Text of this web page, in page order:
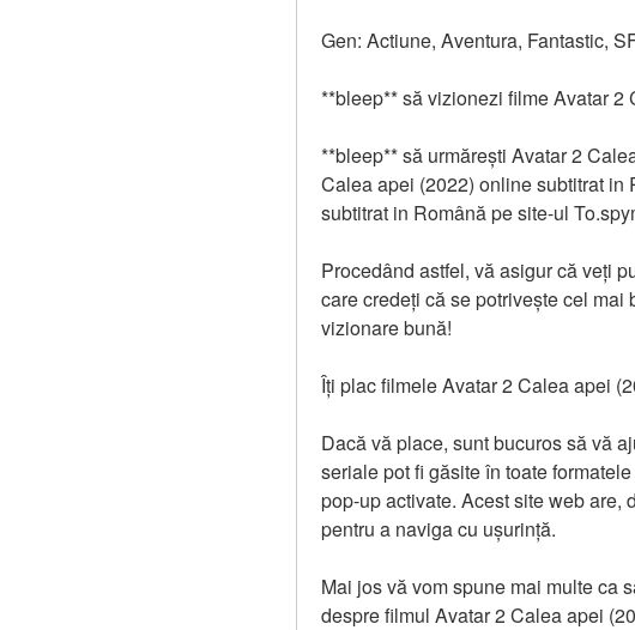
Gen: Actiune, Aventura, Fantastic,
**bleep** să vizionezi filme Avatar 2
**bleep** să urmărești Avatar 2
Calea apei (2022) online subtitrat
subtitrat in Română pe site-ul
Procedând astfel, vă asigur că veți
care credeți că se potrivește cel
vizionare bună!
Îți plac filmele Avatar 2 Calea apei
Dacă vă place, sunt bucuros să vă
seriale pot fi găsite în toate
pop-up activate. Acest site web are,
pentru a naviga cu ușurință.
Mai jos vă vom spune mai multe ca
despre filmul Avatar 2 Calea apei